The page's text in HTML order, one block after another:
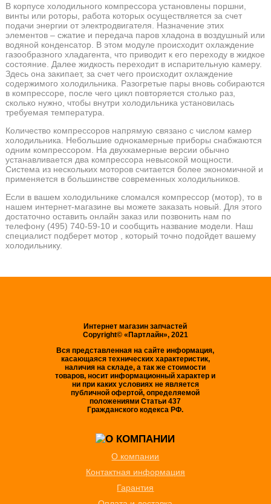
В корпусе холодильного компрессора установлены поршни,
винты или роторы, работа которых осуществляется за счет
подачи энергии от электродвигателя. Назначение этих
элементов – сжатие и передача паров хладона в воздушный или
водяной конденсатор. В этом модуле происходит охлаждение
газообразного хладагента, что приводит к его переходу в жидкое
состояние. Далее жидкость переходит в испарительную камеру.
Здесь она закипает, за счет чего происходит охлаждение
содержимого холодильника. Разогретые пары вновь собираются
в компрессоре, после чего цикл повторяется столько раз,
сколько нужно, чтобы внутри холодильника установилась
требуемая температура.
Количество компрессоров напрямую связано с числом камер
холодильника. Небольшие однокамерные приборы снабжаются
одним компрессором. На двухкамерные версии обычно
устанавливается два компрессора невысокой мощности.
Система из нескольких моторов считается более экономичной и
применяется в большинстве современных холодильников.
Если в вашем холодильнике сломался компрессор (мотор), то в
нашем интернет-магазине вы можете заказать новый. Для этого
достаточно оставить онлайн заказ или позвонить нам по
телефону (495) 740-59-10 и сообщить название модели. Наш
специалист подберет мотор , который точно подойдет вашему
холодильнику.
Интернет магазин запчастей
Copyright© «Партлайн», 2021
Вся представленная на сайте информация,
касающаяся технических характеристик,
наличия на складе, а так же стоимости
товаров, носит информационный характер и
ни при каких условиях не является
публичной офертой, определяемой
положениями Статьи 437
Гражданского кодекса РФ.
О компании
Контактная информация
Гарантия